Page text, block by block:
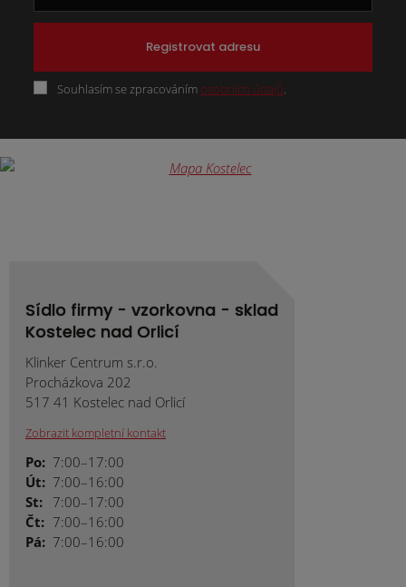
Registrovat adresu
Souhlasím se zpracováním osobních údajů
Sídlo firmy - vzorkovna - sklad
Kostelec nad Orlicí
Klinker Centrum s.r.o.
Procházkova 202
517 41 Kostelec nad Orlicí
Zobrazit kompletní kontakt
Po: 7:00–17:00
Út: 7:00–16:00
St: 7:00–17:00
Čt: 7:00–16:00
Pá: 7:00–16:00